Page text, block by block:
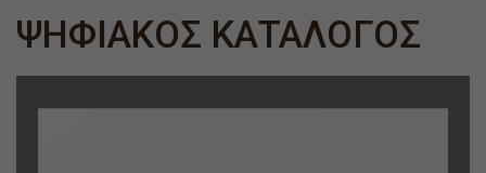
ΨΗΦΙΑΚOΣ ΚΑΤΑΛΟΓΟΣ